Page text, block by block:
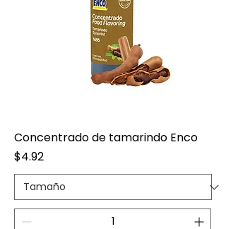
Concentrado de tamarindo Enco
Precio
$4.92